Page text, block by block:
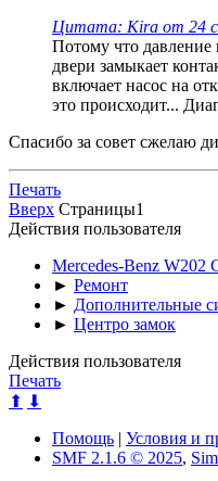
Цитата: Kira от 24
Потому что давление
двери замыкает
включает насос на
это происходит...
Спасибо за совет сжелаю
Печать
Вверх Страницы1
Действия пользователя
Mercedes-Benz W202
► Ремонт
► Дополнительные
► Центро замок
Действия пользователя
Печать
⬆ ⬇
Помощь | Условия и
SMF 2.1.6 © 2025,